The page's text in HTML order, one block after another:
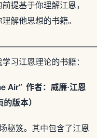
提基于你理解江恩，
解他思想的书籍。
习江恩理论的书籍：
Air” 作者：威廉·江恩
版本）
秘笈。其中包含了江恩